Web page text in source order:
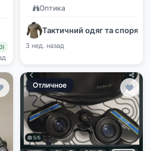
Оптика
Тактичний одяг та
3 нед. назад
Отличное